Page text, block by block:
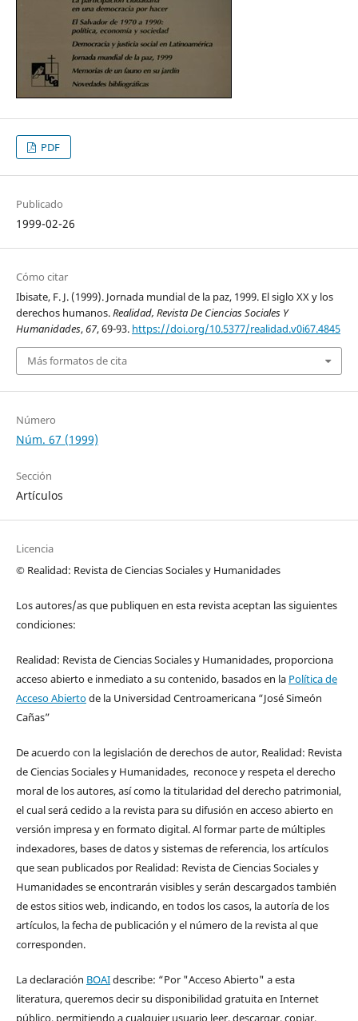
PDF
Publicado
1999-02-26
Cómo citar
Ibisate, F. J. (1999). Jornada mundial de la paz, 1999. El siglo XX y los
derechos humanos.Realidad, Revista De Ciencias Sociales Y
Humanidades,67, 69-93. https://doi.org/10.5377/realidad.v0i67.4845
Más formatos de cita
Número
Núm. 67 (1999)
Sección
Artículos
Licencia
© Realidad: Revista de Ciencias Sociales y Humanidades
Los autores/as que publiquen en esta revista aceptan las siguientes
condiciones:
Realidad: Revista de Ciencias Sociales y Humanidades, proporciona
acceso abierto e inmediato a su contenido, basados en la Política de
Acceso Abiertode la Universidad Centroamericana “José Simeón
Cañas”
De acuerdo con la legislación de derechos de autor, Realidad: Revista
de Ciencias Sociales y Humanidades, reconoce y respeta el derecho
moral de los autores, así como la titularidad del derecho patrimonial,
el cual será cedido a la revista para su difusión en acceso abierto en
versión impresa y en formato digital. Al formar parte de múltiples
indexadores, bases de datos y sistemas de referencia, los artículos
que sean publicados por Realidad: Revista de Ciencias Sociales y
Humanidades se encontrarán visibles y serán descargados también
de estos sitios web, indicando, en todos los casos, la autoría de los
artículos, la fecha de publicación y el número de la revista al que
corresponden.
La declaración BOAIdescribe: “Por "Acceso Abierto" a esta
literatura, queremos decir su disponibilidad gratuita en Internet
público, permitiendo a cualquier usuario leer, descargar, copiar,